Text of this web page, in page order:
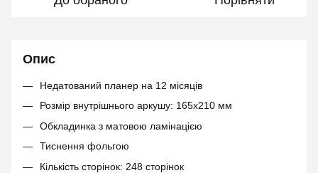
Опис
Недатований планер на 12 місяців
Розмір внутрішнього аркушу: 165х210 мм
Обкладинка з матовою ламінацією
Тиснення фольгою
Кількість сторінок: 248 сторінок